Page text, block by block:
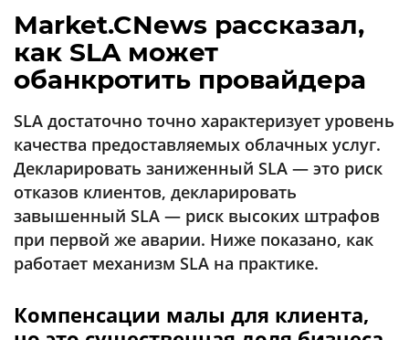
кабинет
О
проекте
Аналитика
Конференции
Техника
ТВ
Об
издании
Max
Market.CNews рассказал,
как SLA может
обанкротить провайдера
SLA достаточно точно характеризует уровень
качества предоставляемых облачных услуг.
Декларировать заниженный SLA — это риск
отказов клиентов, декларировать
завышенный SLA — риск высоких штрафов
при первой же аварии. Ниже показано, как
работает механизм SLA на практике.
Компенсации малы для клиента,